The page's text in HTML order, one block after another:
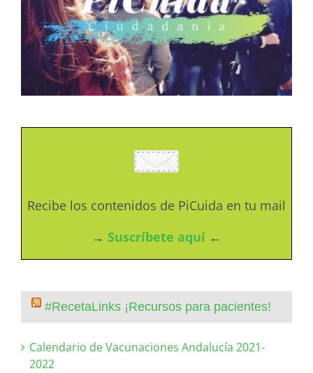
Recibe los contenidos de PiCuida en tu mail
→ Suscríbete aquí ←
#RecetaLinks ¡Recursos para pacientes!
Calendario de Vacunaciones Andalucía 2021-
2022